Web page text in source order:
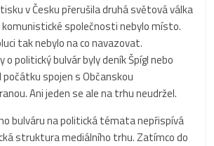
v Česku přerušila druhá světová válka
komunistické společnosti nebylo místo.
tak nebylo na co navazovat.
o politický bulvár byly deník Špígl nebo
počátku spojen s Občanskou
Ani jeden se ale na trhu neudržel.
bulváru na politická témata nepřispívá
struktura mediálního trhu. Zatímco do